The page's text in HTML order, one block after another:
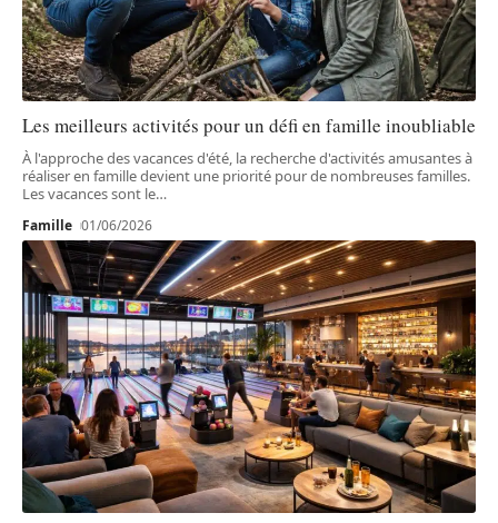
Les meilleurs activités pour un défi en famille inoubliable
À l'approche des vacances d'été, la recherche d'activités amusantes à
réaliser en famille devient une priorité pour de nombreuses familles.
Les vacances sont le…
Famille 01/06/2026